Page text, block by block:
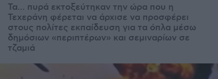
Τα... πυρά εκτοξεύτηκαν την ώρα που η
Τεχεράνη φέρεται να άρχισε να προσφέρει
στους πολίτες εκπαίδευση για τα όπλα μέσω
δημόσιων «περιπτέρων» και σεμιναρίων σε
τζαμιά